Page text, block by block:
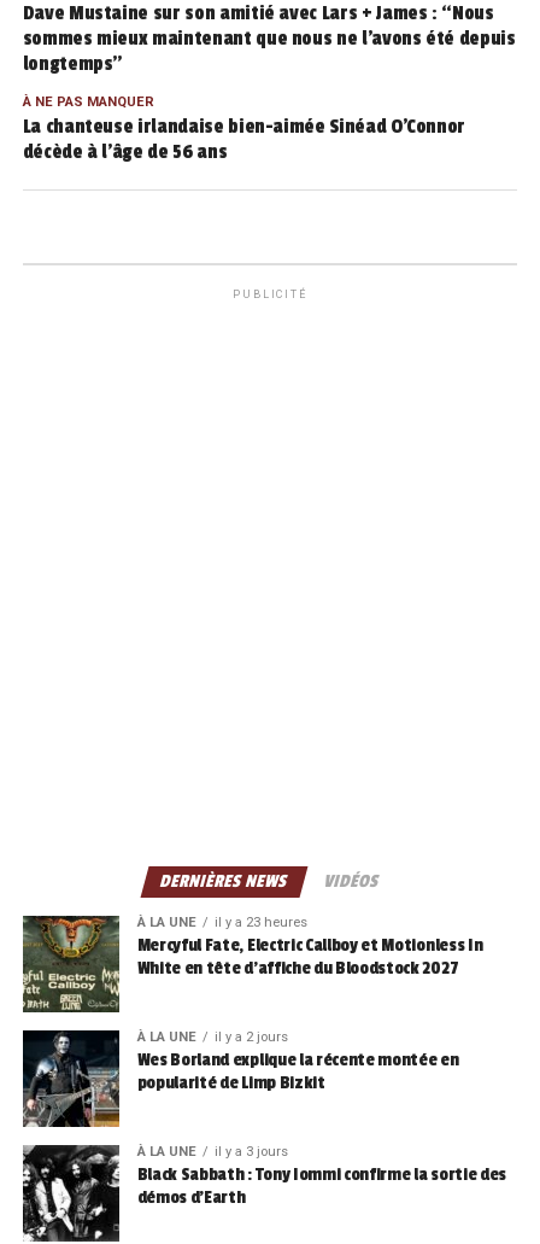
Dave Mustaine sur son amitié avec Lars + James : “Nous
sommes mieux maintenant que nous ne l’avons été depuis
longtemps”
À NE PAS MANQUER
La chanteuse irlandaise bien-aimée Sinéad O’Connor
décède à l’âge de 56 ans
PUBLICITÉ
DERNIÈRES NEWS VIDÉOS
À LA UNE il y a 23 heures
Mercyful Fate, Electric Callboy et Motionless In
White en tête d’affiche du Bloodstock 2027
À LA UNE il y a 2 jours
Wes Borland explique la récente montée en
popularité de Limp Bizkit
À LA UNE il y a 3 jours
Black Sabbath : Tony Iommi confirme la sortie des
démos d’Earth